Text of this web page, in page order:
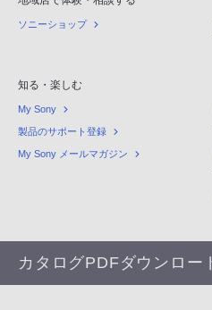
ソニーショップ
知る・楽しむ
My Sony
製品のサポート登録
My Sony メールマガジン
カタログPDFダウンロー